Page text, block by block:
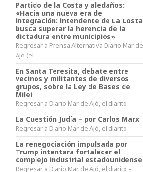
Partido de la Costa y aledaños:
«Hacia una nueva era de
integración: intendente de La Costa
busca superar la herencia de la
dictadura entre municipios»
Regresar a Prensa Alternativa Diario Mar de
Ajo (el
En Santa Teresita, debate entre
vecinos y militantes de diversos
grupos, sobre la Ley de Bases de
Milei
Regresar a Diario Mar de Ajó, el diarito –
La Cuestión Judía – por Carlos Marx
Regresar a Diario Mar de Ajó, el diarito –
La renegociación impulsada por
Trump intentara fortalecer el
complejo industrial estadounidense
Regresar a Diario Mar de Ajó, el diarito –